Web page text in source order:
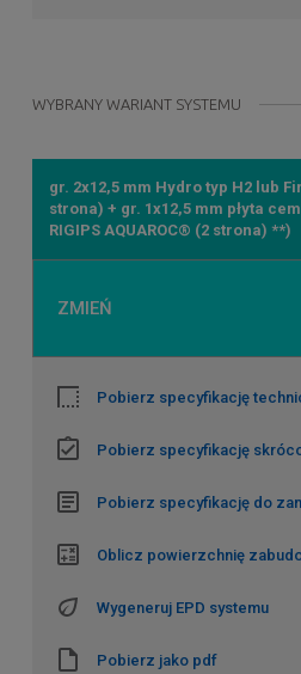
WYBRANY WARIANT SYSTEMU
gr. 2x12,5 mm Hydro typ H2 lub
strona) + gr. 1x12,5 mm płyta
RIGIPS AQUAROC® (2 strona) **)
ZMIEŃ
Pobierz specyfikację
Pobierz specyfikację
Pobierz specyfikację do
Oblicz powierzchnię
Wygeneruj EPD systemu
Pobierz jako pdf